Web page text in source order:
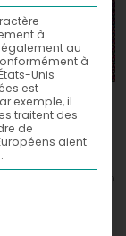
à
au
à
Unis
est
exemple, il
traitent des
de
aient
de services